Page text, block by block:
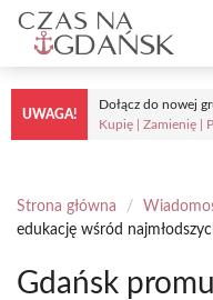
Przejdź
treści
UWAGA!
Dołącz do nowej
Kupię | Zamienię |
Strona główna /
edukację wśród
Gdańsk